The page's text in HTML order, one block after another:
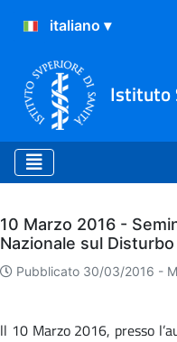
Istituto
Archivio
10 Marzo 2016 -
Nazionale sul
Pubblicato 30/03/2016 -
ll 10 Marzo 2016, presso